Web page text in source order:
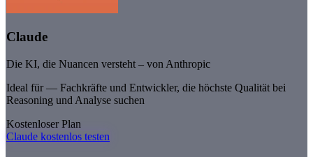
Claude
Die KI, die Nuancen versteht – von Anthropic
Ideal für — Fachkräfte und Entwickler, die höchste Qualität bei
Reasoning und Analyse suchen
Kostenloser Plan
Claude kostenlos testen